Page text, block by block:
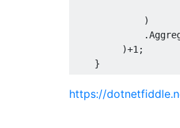
             )
)+1;
https://